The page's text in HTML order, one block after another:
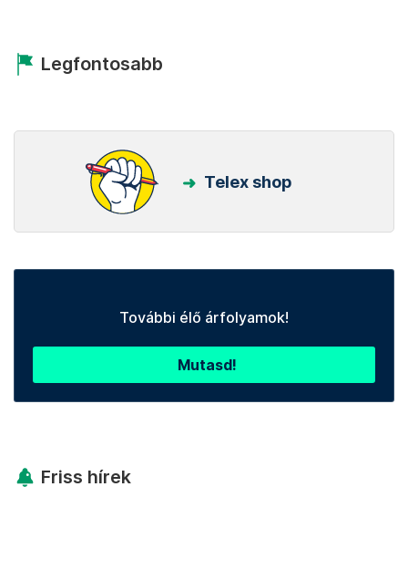
Legfontosabb
Telex shop
További élő árfolyamok!
Mutasd!
Friss hírek